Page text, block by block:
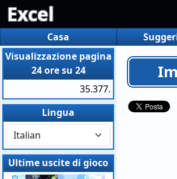
Excel
Casa
Visualizzazione pagina
24 ore su 24
35.377.
Lingua
Ultime uscite di gioco